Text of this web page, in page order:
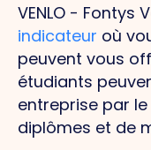
VENLO - Fontys
indicateur où
peuvent vous
étudiants
entreprise par
diplômes et de